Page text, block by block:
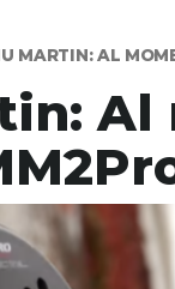
MARTIN: AL